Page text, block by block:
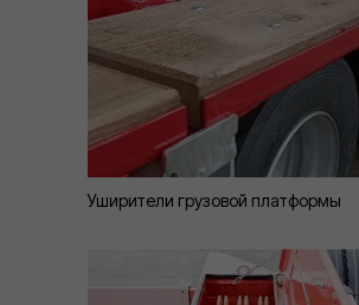
Уширители грузовой платформы